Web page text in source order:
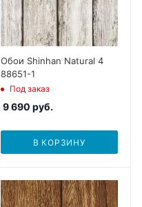
Обои Shinhan Natural 4
88651-1
Под заказ
9 690 руб.
В КОРЗИНУ